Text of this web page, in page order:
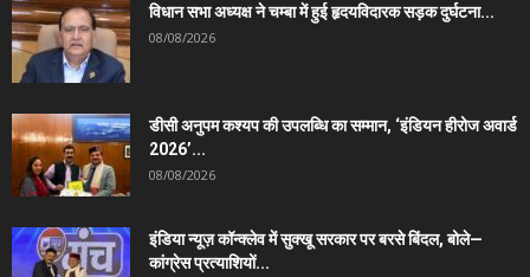
विधान सभा अध्यक्ष ने चम्बा में हुई हृदयविदारक सड़क दुर्घटना...
08/08/2026
डीसी अनुपम कश्यप की उपलब्धि का सम्मान, ‘इंडियन हीरोज अवार्ड
2026’...
08/08/2026
इंडिया न्यूज़ कॉन्क्लेव में सुक्खू सरकार पर बरसे बिंदल, बोले—
कांग्रेस प्रत्याशियों...